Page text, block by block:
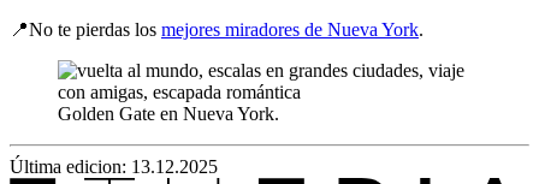
📍No te pierdas los mejores miradores de Nueva York.
Golden Gate en Nueva York.
Última edicion: 13.12.2025